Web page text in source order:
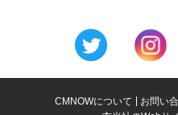
CMNOWについて お問い